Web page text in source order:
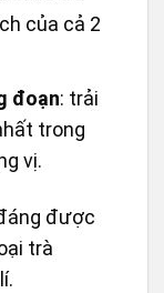
của cả 2
đoạn: trải
trong
vị.
được
trà